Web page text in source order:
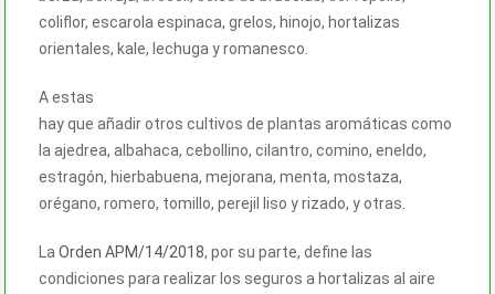
coliflor, escarola espinaca, grelos, hinojo, hortalizas
orientales, kale, lechuga y romanesco.
A estas
hay que añadir otros cultivos de plantas aromáticas como
la ajedrea, albahaca, cebollino, cilantro, comino, eneldo,
estragón, hierbabuena, mejorana, menta, mostaza,
orégano, romero, tomillo, perejil liso y rizado, y otras.
La Orden APM/14/2018, por su parte, define las
condiciones para realizar los seguros a hortalizas al aire